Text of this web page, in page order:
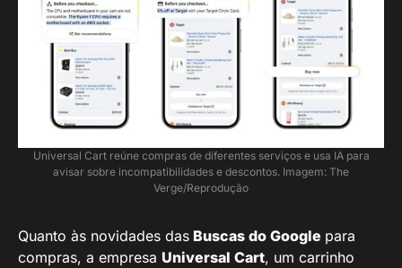
Universal Cart reúne compras de diferentes serviços e usa IA para
avisar sobre incompatibilidades e descontos. Imagem: The
Verge/Reprodução
Quanto às novidades das Buscas do Google para
compras, a empresa Universal Cart, um carrinho